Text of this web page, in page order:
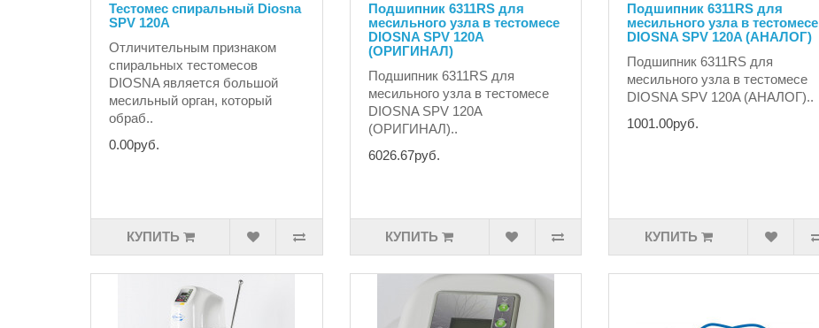
Тестомес спиральный Diosna
SPV 120A
Отличительным признаком
спиральных тестомесов
DIOSNA является большой
месильный орган, который
обраб..
0.00руб.
КУПИТЬ
Подшипник 6311RS для
месильного узла в тестомесе
DIOSNA SPV 120A
(ОРИГИНАЛ)
Подшипник 6311RS для
месильного узла в тестомесе
DIOSNA SPV 120A
(ОРИГИНАЛ)..
6026.67руб.
КУПИТЬ
Подшипник 6311RS для
месильного узла в тестомесе
DIOSNA SPV 120A (АНАЛОГ)
Подшипник 6311RS для
месильного узла в тестомесе
DIOSNA SPV 120A (АНАЛОГ)..
1001.00руб.
КУПИТЬ